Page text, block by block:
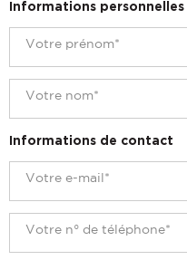
Informations personnelles
Informations de contact